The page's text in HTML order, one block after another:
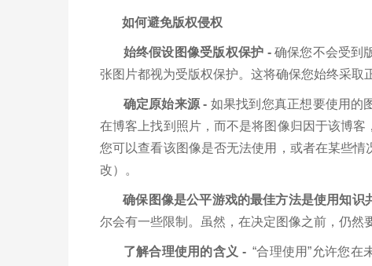
如何避免版权侵权
始终假设图像受版权保护 -确保您不会受到
张图片都视为受版权保护。这将确保您始终采取
确定原始来源 - 如果找到您真正想要使用的
在博客上找到照片，而不是将图像归因于该博客
您可以查看该图像是否无法使用，或者在某些
改）。
确保图像是公平游戏的最佳方法是使用知识
尔会有一些限制。虽然，在决定图像之前，仍然
了解合理使用的含义 -“合理使用”允许您